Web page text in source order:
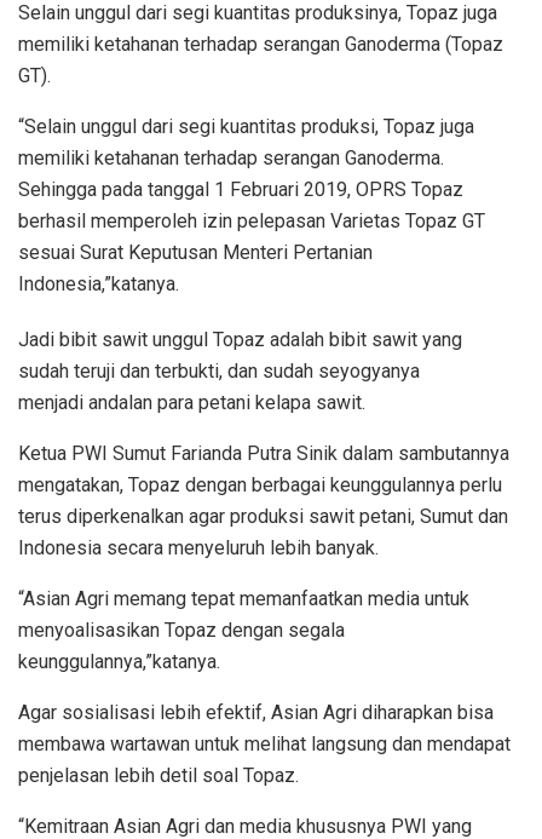
Selain unggul dari segi kuantitas produksinya, Topaz juga
memiliki ketahanan terhadap serangan Ganoderma (Topaz
GT).
“Selain unggul dari segi kuantitas produksi, Topaz juga
memiliki ketahanan terhadap serangan Ganoderma.
Sehingga pada tanggal 1 Februari 2019, OPRS Topaz
berhasil memperoleh izin pelepasan Varietas Topaz GT
sesuai Surat Keputusan Menteri Pertanian
Indonesia,”katanya.
Jadi bibit sawit unggul Topaz adalah bibit sawit yang
sudah teruji dan terbukti, dan sudah seyogyanya
menjadi andalan para petani kelapa sawit.
Ketua PWI Sumut Farianda Putra Sinik dalam sambutannya
mengatakan, Topaz dengan berbagai keunggulannya perlu
terus diperkenalkan agar produksi sawit petani, Sumut dan
Indonesia secara menyeluruh lebih banyak.
“Asian Agri memang tepat memanfaatkan media untuk
menyoalisasikan Topaz dengan segala
keunggulannya,”katanya.
Agar sosialisasi lebih efektif, Asian Agri diharapkan bisa
membawa wartawan untuk melihat langsung dan mendapat
penjelasan lebih detil soal Topaz.
“Kemitraan Asian Agri dan media khususnya PWI yang